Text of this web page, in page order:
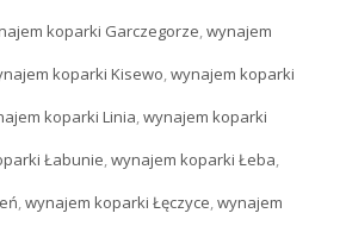
koparki Garczegorze,wynajem
koparki Kisewo,wynajem koparki
koparki Linia,wynajem koparki
Łabunie,wynajem koparki Łeba,
,wynajem koparki Łęczyce,wynajem